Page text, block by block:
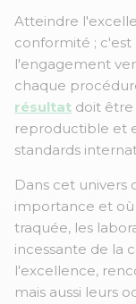
Atteindre
conformité ;
l'engagement
chaque
résultat doit
reproductible et
standards
Dans cet univers
importance et
traquée, les
incessante de la
l'excellence,
mais aussi leurs